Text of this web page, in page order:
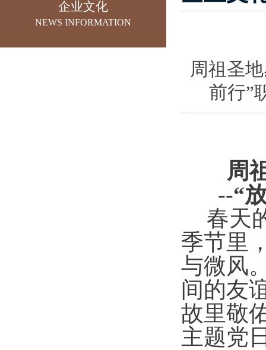
企业文化
NEWS INFORMATION
周祖圣
前行”
周
--“
春天
季节里
与微风
间的友
故里敬
主题党